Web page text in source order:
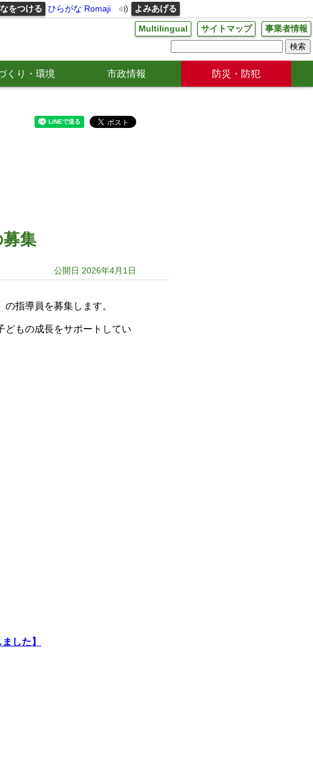
をつける ひらがな Romaji よみあげる
Multilingual サイトマップ 事業者情報
くり・環境 市政情報 防災・防犯
集
公開日 2026年4月1日
指導員を募集します。
どもの成長をサポートしてい
した】